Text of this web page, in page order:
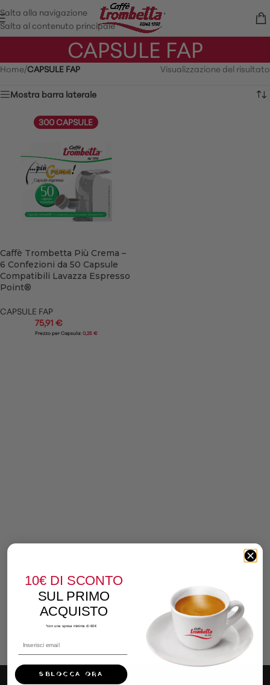
Salta alla navigazione
Salta al contenuto principale
CAPSULE FAP
Home/CAPSULE FAP Visualizzazione del risultato
Mostra barra laterale
300 CAPSULE
Caffè Trombetta Più Crema –
6 Confezioni da 50 Capsule
Compatibili Lavazza Espresso
Point®
CAPSULE FAP
75,91 €
Prezzo per Capsula: 0,25 €
10€ DI SCONTO
SUL PRIMO
ACQUISTO
*con una spesa minima di 60€
SBLOCCA ORA